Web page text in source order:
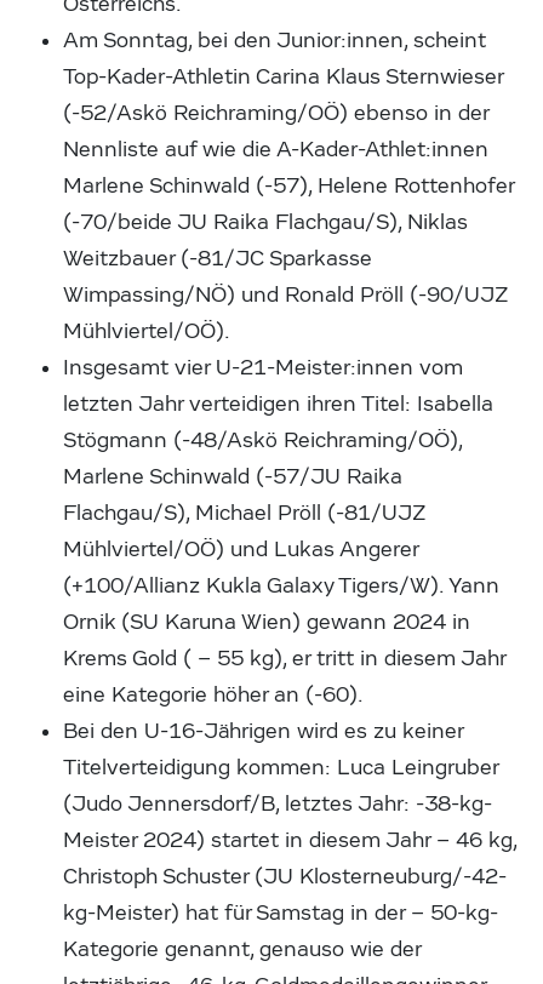
Am Sonntag, bei den Junior:innen, scheint
Top-Kader-Athletin Carina Klaus Sternwieser
(-52/Askö Reichraming/OÖ) ebenso in der
Nennliste auf wie die A-Kader-Athlet:innen
Marlene Schinwald (-57), Helene Rottenhofer
(-70/beide JU Raika Flachgau/S), Niklas
Weitzbauer (-81/JC Sparkasse
Wimpassing/NÖ) und Ronald Pröll (-90/UJZ
Mühlviertel/OÖ).
Insgesamt vier U-21-Meister:innen vom
letzten Jahr verteidigen ihren Titel: Isabella
Stögmann (-48/Askö Reichraming/OÖ),
Marlene Schinwald (-57/JU Raika
Flachgau/S), Michael Pröll (-81/UJZ
Mühlviertel/OÖ) und Lukas Angerer
(+100/Allianz Kukla Galaxy Tigers/W). Yann
Ornik (SU Karuna Wien) gewann 2024 in
Krems Gold ( – 55 kg), er tritt in diesem Jahr
eine Kategorie höher an (-60).
Bei den U-16-Jährigen wird es zu keiner
Titelverteidigung kommen: Luca Leingruber
(Judo Jennersdorf/B, letztes Jahr: -38-kg-
Meister 2024) startet in diesem Jahr – 46 kg,
Christoph Schuster (JU Klosterneuburg/-42-
kg-Meister) hat für Samstag in der – 50-kg-
Kategorie genannt, genauso wie der